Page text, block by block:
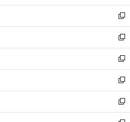
開
く
ウ
で
開
く
ン
ド
ウ
で
開
く
新
し
い
ウ
ィ
ン
ド
ウ
で
開
新
し
い
ウ
ィ
ン
ド
ウ
新
し
い
ウ
ィ
ン
新
し
い
ウ
新
し